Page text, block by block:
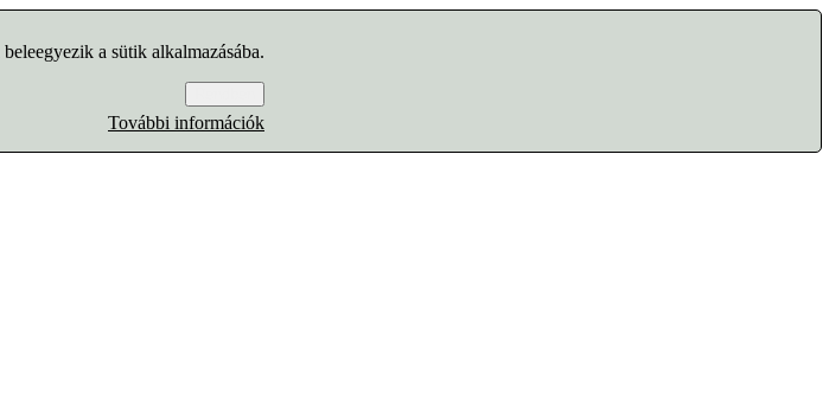
a sütik alkalmazásába.
További információk